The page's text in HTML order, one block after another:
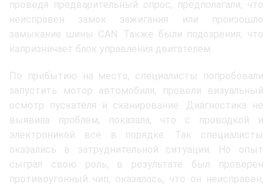
проведя предварительный опрос, предполагали, что
неисправен замок зажигания или произошло
замыкание шины CAN. Также были подозрения, что
капризничает блок управления двигателем.
По прибытию на место, специалисты попробовали
запустить мотор автомобиля, провели визуальный
осмотр пускателя и сканирование. Диагностика не
выявила проблем, показала, что с проводкой и
электроникой все в порядке. Так специалисты
оказались в затруднительной ситуации. Но опыт
сыграл свою роль, в результате был проверен
противоугонный чип, оказалось, что он неисправен,